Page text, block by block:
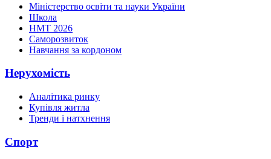
Міністерство освіти та науки України
Школа
НМТ 2026
Саморозвиток
Навчання за кордоном
Нерухомість
Аналітика ринку
Купівля житла
Тренди і натхнення
Спорт